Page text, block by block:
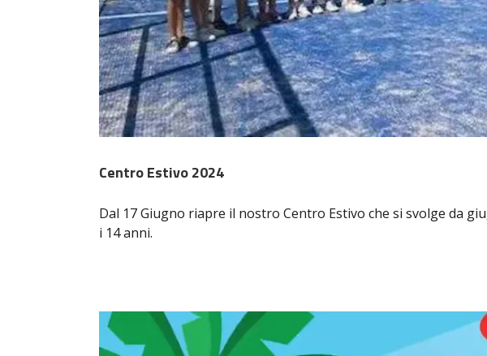
Centro Estivo 2024
Dal 17 Giugno riapre il nostro Centro Estivo che si svolge da
i 14 anni.